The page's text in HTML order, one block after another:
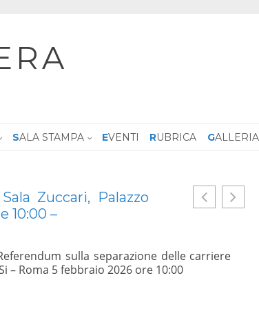
SALA STAMPA EVENTI RUBRICA GALLERIA
Zuccari, Palazzo
10:00 –
sulla separazione delle carriere
– Roma 5 febbraio 2026 ore 10:00